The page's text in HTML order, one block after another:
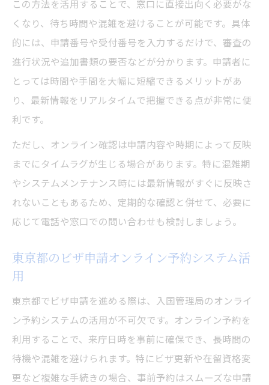
この方法を活用することで、窓口に直接出向く必要がな
くなり、待ち時間や混雑を避けることが可能です。具体
的には、申請番号や受付番号を入力するだけで、審査の
進行状況や追加書類の要否などが分かります。申請者に
とっては時間や手間を大幅に短縮できるメリットがあ
り、最新情報をリアルタイムで把握できる点が非常に便
利です。
ただし、オンライン確認は申請内容や時期によって反映
までにタイムラグが生じる場合があります。特に混雑期
やシステムメンテナンス時には最新情報がすぐに反映さ
れないこともあるため、定期的な確認と併せて、必要に
応じて電話や窓口での問い合わせも検討しましょう。
東京都のビザ申請オンライン予約システム活
用
東京都でビザ申請を進める際は、入国管理局のオンライ
ン予約システムの活用が不可欠です。オンライン予約を
利用することで、来庁日時を事前に確保でき、長時間の
待機や混雑を避けられます。特にビザ更新や在留資格変
更など複雑な手続きの場合、事前予約はスムーズな申請